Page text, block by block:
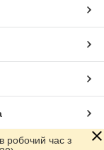
робочий час з